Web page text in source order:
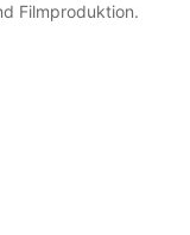
Filmproduktion.